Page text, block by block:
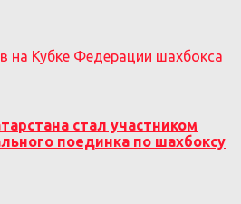
стал участником
поединка по шахбоксу